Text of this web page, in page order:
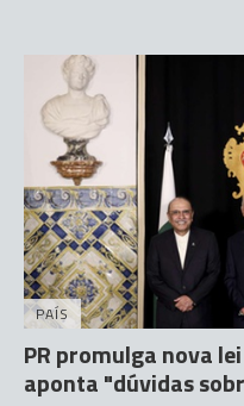
PAÍS
PR promulga nova
aponta "dúvidas